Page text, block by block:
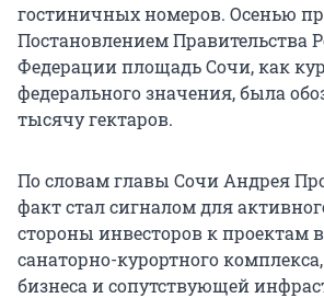
гостиничных номеров. Осенью
Постановлением Правительства
Федерации площадь Сочи, как
федерального значения, была
тысячу гектаров.
По словам главы Сочи Андрея
факт стал сигналом для
стороны инвесторов к проектам
санаторно-курортного
бизнеса и сопутствующей